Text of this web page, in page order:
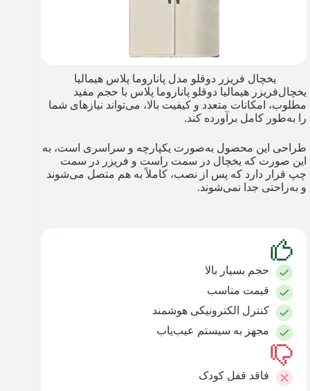
یخچال فریزر دوقلو مدل پاناروما پلاس هیمالیا
یخچال‌فریزر هیمالیا دوقلو پاناروما پلاس با حجم مفید
مطلوب، امکانات متعدد و کیفیت بالا، می‌تواند نیازهای شما
را به‌طور کامل برآورده کند.
طراحی این محصول به‌صورت یکپارچه و سراسری است، به
این صورت که یخچال در سمت راست و فریزر در سمت
چپ قرار دارد که پس از نصب، کاملاً به هم متصل می‌شوند
و به‌راحتی جدا نمی‌شوند.
حجم بسیار بالا
قیمت مناسب
کنترل الکترونیکی هوشمند
مجهز به سیستم عیب‌یاب
فاقد قفل کودک